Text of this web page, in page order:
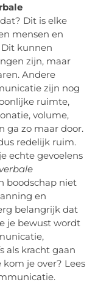
Dit is elke
mensen en
kunnen
zijn, maar
Andere
zijn nog
ruimte,
volume,
ga zo maar door.
redelijk ruim.
echte gevoelens
boodschap niet
en
belangrijk dat
je bewust wordt
als kracht gaan
je over? Lees